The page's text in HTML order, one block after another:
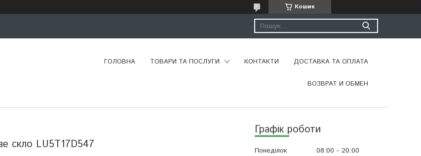
Кошик
ГОЛОВНА ТОВАРИ ТА ПОСЛУГИ КОНТАКТИ ДОСТАВКА ТА ОПЛАТА
ВОЗВРАТ И ОБМЕН
Графік роботи
Понеділок 08:00
20:00
скло LU5T17D547